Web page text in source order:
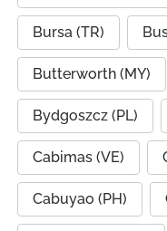
Bursa (TR)
Butterworth (MY)
Bydgoszcz (PL)
Cabimas (VE)
Cabuyao (PH)